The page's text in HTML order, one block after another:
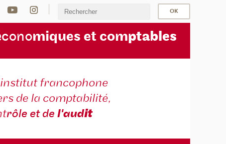
miques et comptables
francophone
de la comptabilité,
rôle et del'audit